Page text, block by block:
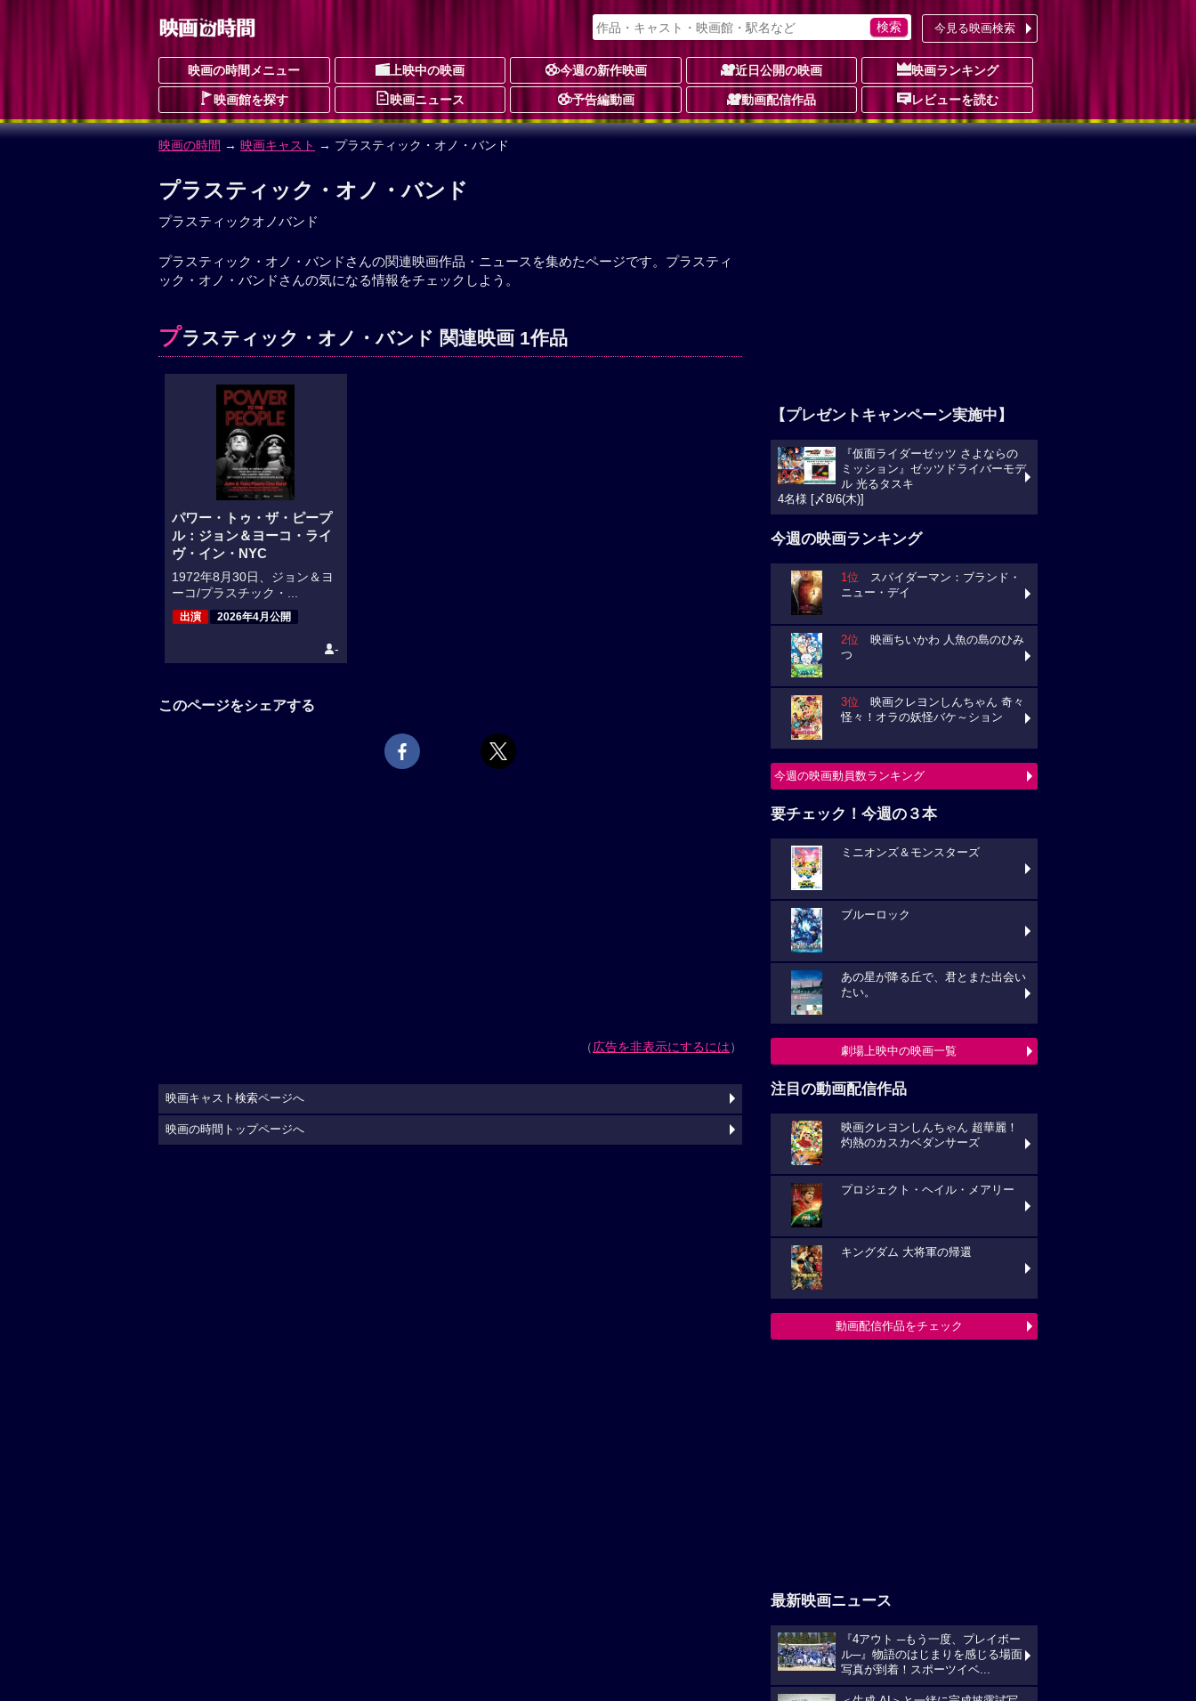
今見る映画検索
映画の時間メニュー 上映中の映画 今週の新作映画 近日公開の映画 映画ランキング
映画館を探す 映画ニュース 予告編動画 動画配信作品 レビューを読む
映画の時間 → 映画キャスト → プラスティック・オノ・バンド
プラスティック・オノ・バンド
プラスティックオノバンド
プラスティック・オノ・バンドさんの関連映画作品・ニュースを集めたページです。プラスティ
ック・オノ・バンドさんの気になる情報をチェックしよう。
プラスティック・オノ・バンド 関連映画 1作品
パワー・トゥ・ザ・ピープ
ル：ジョン＆ヨーコ・ライ
ヴ・イン・NYC
1972年8月30日、ジョン＆ヨ
ーコ/プラスチック・...
出演 2026年4月公開
-
このページをシェアする
（広告を非表示にするには）
【プレゼントキャンペーン実施中】
『仮面ライダーゼッツ さよならの
ミッション』ゼッツドライバーモデ
ル 光るタスキ
4名様 [〆8/6(木)]
今週の映画ランキング
1位 スパイダーマン：ブランド・
ニュー・デイ
2位 映画ちいかわ 人魚の島のひみ
つ
3位 映画クレヨンしんちゃん 奇々
怪々！オラの妖怪バケ～ション
今週の映画動員数ランキング
要チェック！今週の３本
ミニオンズ＆モンスターズ
ブルーロック
あの星が降る丘で、君とまた出会い
たい。
劇場上映中の映画一覧
注目の動画配信作品
映画クレヨンしんちゃん 超華麗！
灼熱のカスカベダンサーズ
プロジェクト・ヘイル・メアリー
キングダム 大将軍の帰還
動画配信作品をチェック
最新映画ニュース
『4アウト ─もう一度、プレイボー
ル─』物語のはじまりを感じる場面
写真が到着！スポーツイベ...
映画キャスト検索ページへ
映画の時間トップページへ